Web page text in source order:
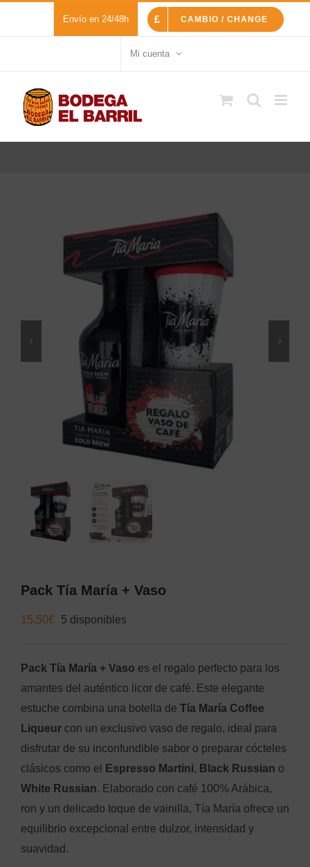
Envío en 24/48h CAMBIO / CHANGE
Mi cuenta
Pack Tía María + Vaso
15,50€ 5 disponibles
Pack Tía María + Vaso es el regalo perfecto para los
amantes del auténtico licor de café. Este elegante
estuche combina una botella de Tía María Coffee
Liqueur con un exclusivo vaso de regalo, ideal para
disfrutar de su inconfundible sabor o preparar cócteles
clásicos como el
Espresso Martini, Black Russian o
White Russian. Elaborado con café 100% Arábica,
ron y un delicado toque de vainilla, Tía María ofrece un
equilibrio excepcional entre dulzor, intensidad y
suavidad.